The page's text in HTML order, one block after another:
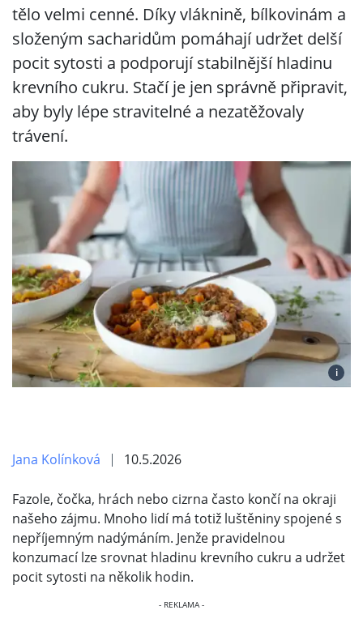
tělo velmi cenné. Díky vláknině, bílkovinám a
složeným sacharidům pomáhají udržet delší
pocit sytosti a podporují stabilnější hladinu
krevního cukru. Stačí je jen správně připravit,
aby byly lépe stravitelné a nezatěžovaly
trávení.
i
Jana Kolínková 10.5.2026
Fazole, čočka, hrách nebo cizrna často končí na okraji
našeho zájmu. Mnoho lidí má totiž luštěniny spojené s
nepříjemným nadýmáním. Jenže pravidelnou
konzumací lze srovnat hladinu krevního cukru a udržet
pocit sytosti na několik hodin.